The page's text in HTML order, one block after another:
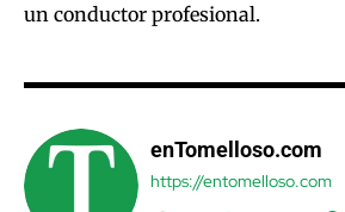
un conductor profesional.
enTomelloso.com
https://entomelloso.com